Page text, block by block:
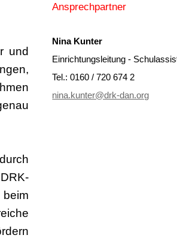
und
Ansprechpartner
Nina Kunter
Einrichtungsleitung -
Tel.: 0160 / 720 674 2
nina.kunter@drk-dan.org